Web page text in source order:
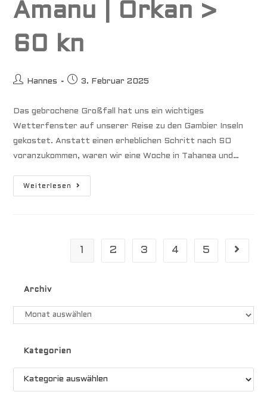
Amanu | Orkan >
60 kn
Beitrags-
Hannes
Beitrag
3. Februar 2025
Das gebrochene Großfall hat uns ein wichtiges
Wetterfenster auf unserer Reise zu den Gambier Inseln
gekostet. Anstatt einen erheblichen Schritt nach SO
voranzukommen, waren wir eine Woche in Tahanea und…
Weiterlesen
Amanu
1 2 3 4 5 Gehe
Archiv
Archiv
Kategorien
Kategorien